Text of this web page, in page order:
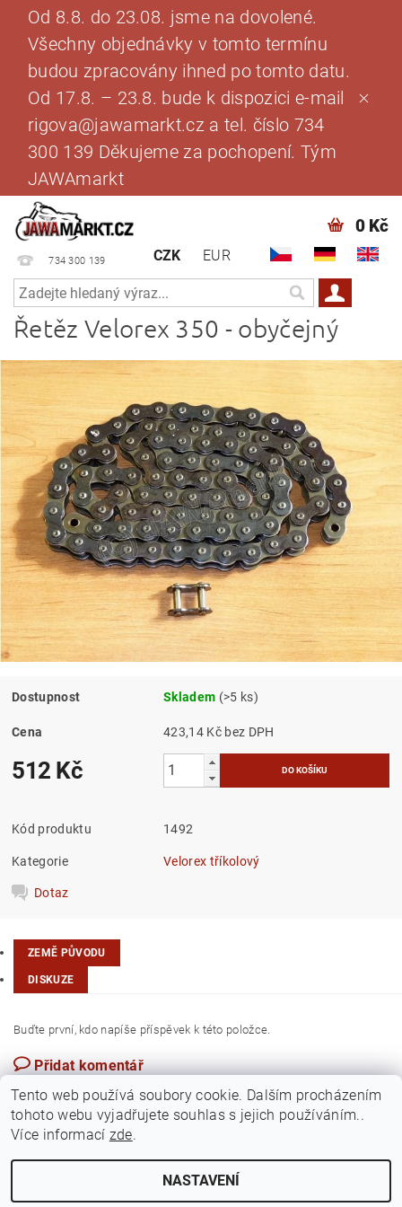
Od 8.8. do 23.08. jsme na dovolené.
Všechny objednávky v tomto termínu
budou zpracovány ihned po tomto datu.
Od 17.8. – 23.8. bude k dispozici e-mail
rigova@jawamarkt.cz a tel. číslo 734
300 139 Děkujeme za pochopení. Tým
JAWAmarkt
734 300 139 CZK EUR
0 Kč
Řetěz Velorex 350 - obyčejný
Dostupnost Skladem (>5 ks)
Cena 423,14 Kč bez DPH
512 Kč
Kód produktu 1492
Kategorie Velorex tříkolový
Dotaz
ZEMĚ PŮVODU
DISKUZE
Buďte první, kdo napíše příspěvek k této položce.
Přidat komentář
Tento web používá soubory cookie. Dalším procházením
tohoto webu vyjadřujete souhlas s jejich používáním..
Více informací zde.
NASTAVENÍ